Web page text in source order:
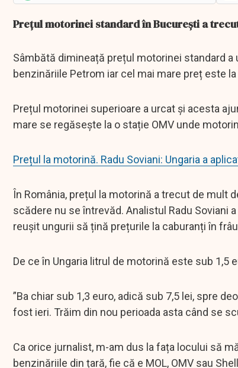
Prețul motorinei standard în București a
Sâmbătă dimineață prețul motorinei standard
benzinăriile Petrom iar cel mai mare preț este
Prețul motorinei superioare a urcat și acesta
mare se regăsește la o stație OMV unde
Prețul la motorină. Radu Soviani: Ungaria a
În România, prețul la motorină a trecut de mult
scădere nu se întrevăd. Analistul Radu Soviani
reușit ungurii să țină prețurile la caburanți în
De ce în Ungaria litrul de motorină este sub 1,5
”Ba chiar sub 1,3 euro, adică sub 7,5 lei, spre
fost ieri. Trăim din nou perioada asta când se
Ca orice jurnalist, m-am dus la fața locului să
benzinăriile din țară, fie că e MOL, OMV sau